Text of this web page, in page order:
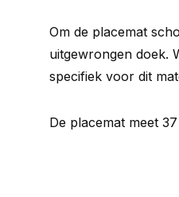
Om de placemat
uitgewrongen doek.
specifiek voor dit
De placemat meet